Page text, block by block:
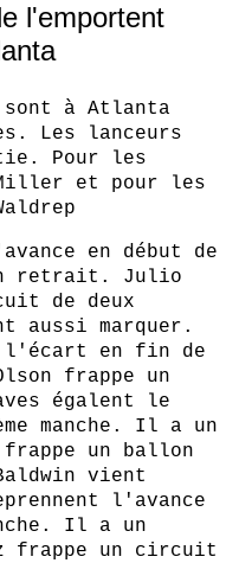
l'emportent
sont à Atlanta
Les lanceurs
Pour les
et pour les
en début de
retrait. Julio
de deux
aussi marquer.
l'écart en fin de
frappe un
égalent le
manche. Il a un
un ballon
vient
l'avance
Il a un
frappe un circuit